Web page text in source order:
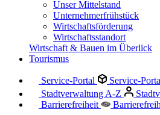
Unser Mittelstand
Unternehmerfrühstück
Wirtschaftsförderung
Wirtschaftsstandort
Wirtschaft & Bauen im Überlick
Tourismus
Service-Portal
Service-
Stadtverwaltung A-Z
Barrierefreiheit